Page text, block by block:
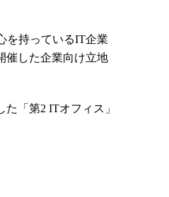
を持っているIT企業
催した企業向け立地
「第2 ITオフィス」